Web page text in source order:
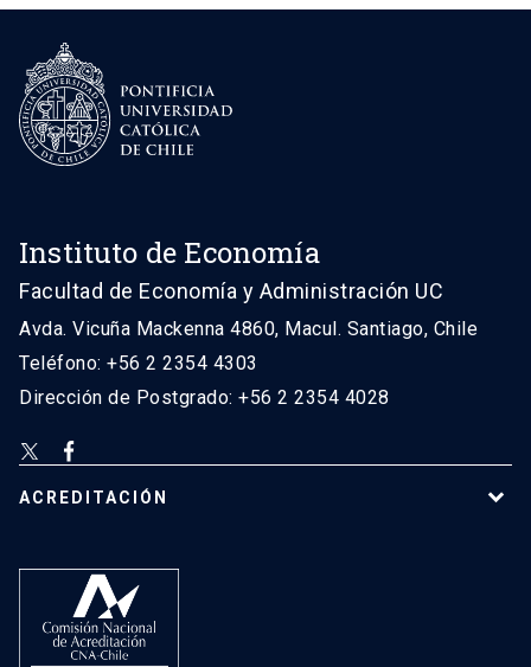
Instituto de Economía
Facultad de Economía y Administración UC
Avda. Vicuña Mackenna 4860, Macul. Santiago, Chile
Teléfono: +56 2 2354 4303
Dirección de Postgrado: +56 2 2354 4028
ACREDITACIÓN